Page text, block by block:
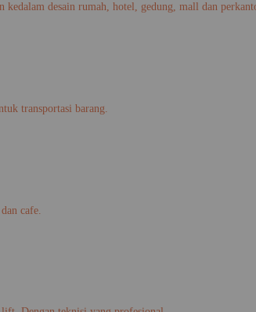
desain rumah, hotel, gedung, mall dan
transportasi barang.
cafe.